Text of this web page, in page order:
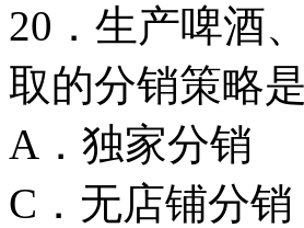
20．生产啤酒
取的分销策略
A．独
C．无